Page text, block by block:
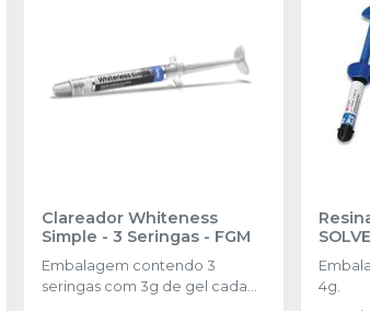
Clareador Whiteness
Simple - 3 Seringas - FGM
Embalagem contendo 3
seringas com 3g de gel cada
4g.